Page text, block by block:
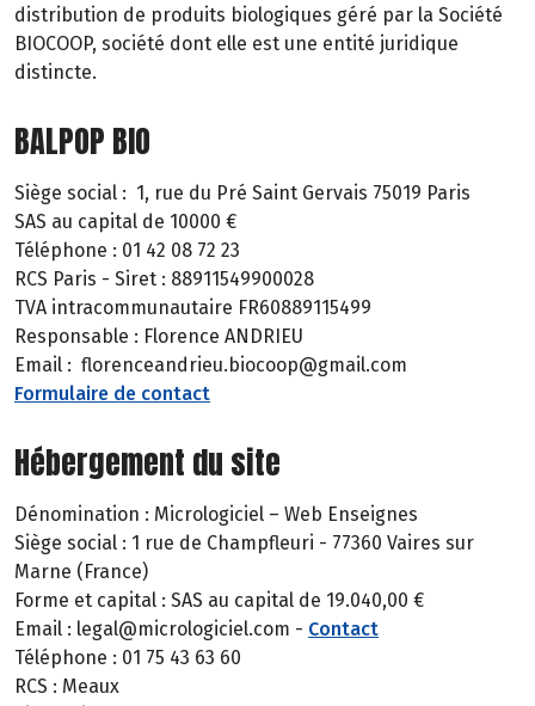
distribution de produits biologiques géré par la Société
BIOCOOP, société dont elle est une entité juridique
distincte.
BALPOP BIO
Siège social : 1, rue du Pré Saint Gervais 75019 Paris
SAS au capital de 10000 €
Téléphone : 01 42 08 72 23
RCS Paris - Siret : 88911549900028
TVA intracommunautaire FR60889115499
Responsable : Florence ANDRIEU
Email : florenceandrieu.biocoop@gmail.com
Formulaire de contact
Hébergement du site
Dénomination : Micrologiciel – Web Enseignes
Siège social : 1 rue de Champfleuri - 77360 Vaires sur
Marne (France)
Forme et capital : SAS au capital de 19.040,00 €
Email : legal@micrologiciel.com - Contact
Téléphone : 01 75 43 63 60
RCS : Meaux